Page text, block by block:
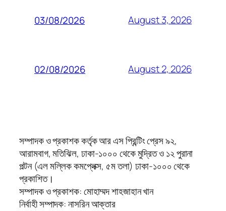
03/08/2026 August 3, 2026
02/08/2026 August 2, 2026
সম্পাদক ও প্রকাশক কর্তৃক আর এস প্রিন্টিং প্রেস ৯২,
আরামবাগ, মতিঝিল, ঢাকা-১০০০ থেকে মুদ্রিত ও ১২ পুরানা
পল্টন (এল মল্লিক কমপ্লেক্স, ৫ম তলা) ঢাকা-১০০০ থেকে
প্রকাশিত।
সম্পাদক ও প্রকাশক: মোহাম্মদ শাহজাহান খান
নির্বাহী সম্পাদক: নাসরিন আক্তার